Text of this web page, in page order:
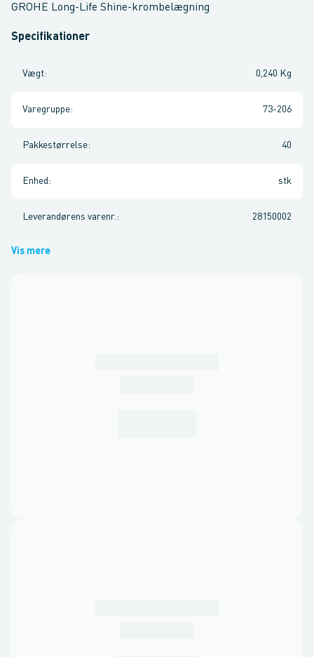
GROHE Long-Life Shine-krombelægning
Specifikationer
Vægt: 0,240 Kg
Varegruppe: 73-206
Pakkestørrelse: 40
Enhed : stk
Leverandørens varenr. : 28150002
Vis mere